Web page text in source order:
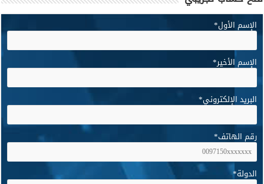
الإسم الأول*
الإسم الأخير*
البريد الإلكتروني*
رقم الهاتف*
الدولة*